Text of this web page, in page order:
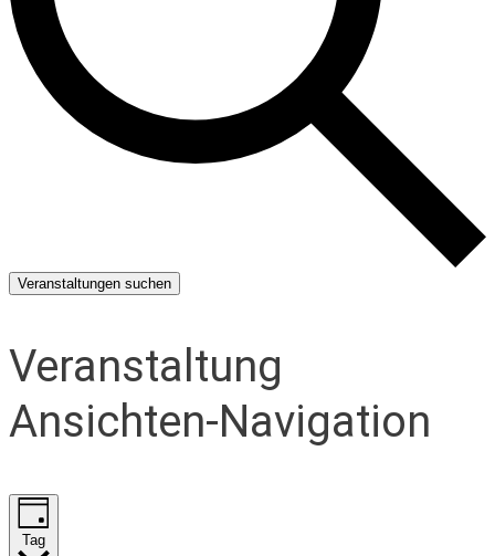
Veranstaltungen suchen
Veranstaltung
Ansichten-Navigation
Tag